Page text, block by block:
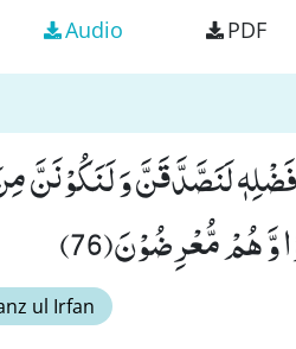
Audio PDF
وَّ هُمْ مُّعْرِضُوْنَ(76)
ul Irfan